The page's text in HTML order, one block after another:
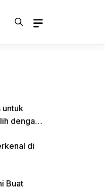
untuk
dengan
di
Buat